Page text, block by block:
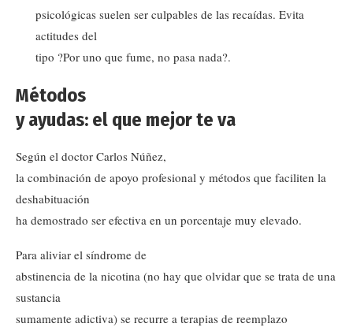
psicológicas suelen ser culpables de las recaídas. Evita
actitudes del
tipo ?Por uno que fume, no pasa nada?.
Métodos
y ayudas: el que mejor te va
Según el doctor Carlos Núñez,
la combinación de apoyo profesional y métodos que faciliten la
deshabituación
ha demostrado ser efectiva en un porcentaje muy elevado.
Para aliviar el síndrome de
abstinencia de la nicotina (no hay que olvidar que se trata de una
sustancia
sumamente adictiva) se recurre a terapias de reemplazo